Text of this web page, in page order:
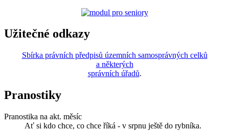
Užitečné odkazy
Sbírka právních předpisů územních samosprávných celků
a některých
správních úřadů.
Pranostiky
Pranostika na akt. měsíc
Ať si kdo chce, co chce říká - v srpnu ještě do rybníka.